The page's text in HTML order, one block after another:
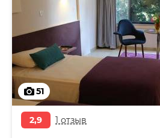
51
2,9 1 отзыв